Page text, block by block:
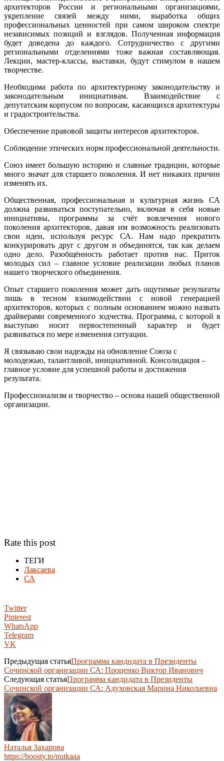
архитекторов России и региональными организациями,
укрепление связей между ними, выработка общих
профессиональных ценностей при самом широком спектре
независимых позиций и взглядов. Полученная информация
будет доведена до каждого. Сотрудничество с другими
региональными отделениями тоже важная составляющая.
Лекции, мастер-классы, выставки, будут стимулом в нашем
творчестве.
Необходима работа по архитектурному законодательству и
законодательным инициативам. Взаимодействие с
депутатским корпусом по вопросам, касающихся архитектуры
и градостроительства.
Обеспечение правовой защиты интересов архитекторов.
Соблюдение этических норм профессиональной деятельности.
Союз имеет большую историю и славные традиции, которые
много значат для старшего поколения. И нет никаких причин
изменять их.
Общественная, профессиональная и культурная жизнь СА
должна развиваться поступательно, включая в себя новые
инициативы, программы за счёт вовлечения нового
поколения архитекторов, давая им возможность реализовать
свои идеи, используя ресурс СА. Нам надо прекратить
конкурировать друг с другом и объединятся, так как делаем
одно дело. Разобщённость работает против нас. Приток
молодых сил – главное условие реализации любых планов
нашего творческого объединения.
Опыт старшего поколения может дать ощутимые результаты
лишь в тесном взаимодействии с новой генерацией
архитекторов, которых с полным основанием можно назвать
драйверами современного зодчества. Программа, с которой я
выступаю носит первостепенный характер и будет
развиваться по мере изменения ситуации.
Я связываю свои надежды на обновление Союза с
молодежью, талантливой, инициативной. Консолидация –
главное условие для успешной работы и достижения
результата.
Профессионализм и творчество – основа нашей общественной
организации.
Rate this post
ТЕГИ
Лаксаева
СА
Twitter
Pinterest
WhatsApp
Telegram
VK
Предыдущая статьяПрограмма кандидата в Президенты
Сочинской организации СА: Проценко Виктор Иванович
Следующая статьяПрограмма кандидата в Президенты
Сочинской организации СА: Адуховская Марина Николаевна
Наталья Захарова
https://boosty.to/nutkaaa